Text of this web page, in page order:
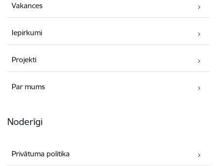
Vakances
Iepirkumi
Projekti
Par mums
Noderīgi
Privātuma politika